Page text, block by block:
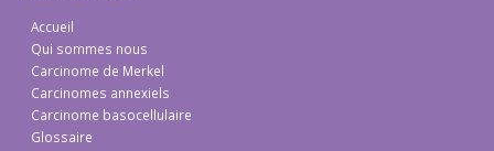
Accueil
Qui sommes nous
Carcinome de Merkel
Carcinomes annexiels
Carcinome basocellulaire
Glossaire